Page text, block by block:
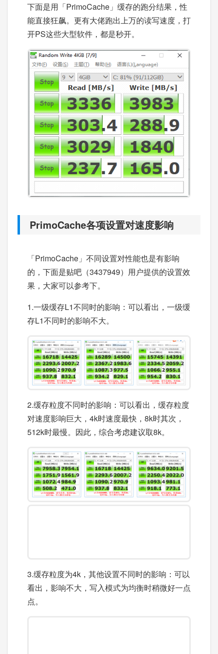
下面是用「PrimoCache」缓存的跑分结果，性
能直接狂飙。更有大佬跑出上万的读写速度，打
开PS这些大型软件，都是秒开。
PrimoCache各项设置对速度影响
「PrimoCache」不同设置对性能也是有影响
的，下面是贴吧（3437949）用户提供的设置效
果，大家可以参考下。
1.一级缓存L1不同时的影响：可以看出，一级缓
存L1不同时的影响不大。
2.缓存粒度不同时的影响：可以看出，缓存粒度
对速度影响巨大，4k时速度最快，8k时其次，
512k时最慢。因此，综合考虑建议取8k。
3.缓存粒度为4k，其他设置不同时的影响：可以
看出，影响不大，写入模式为均衡时稍微好一点
点。